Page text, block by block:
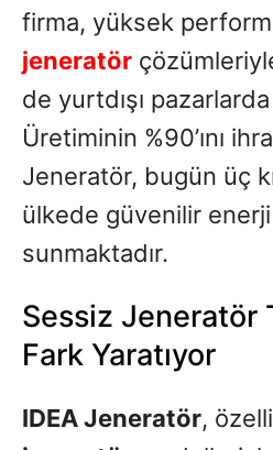
firma, yüksek
jeneratör
de yurtdışı
Üretiminin %90’ını
Jeneratör, bugün üç
ülkede güvenilir
sunmaktadır.
Sessiz Jeneratör
Fark Yaratıyor
IDEA Jeneratör,